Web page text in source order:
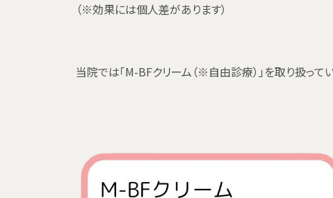
（※効果には個人差があります）
当院では「M-BFクリーム（※自由診療）」を取り扱っ